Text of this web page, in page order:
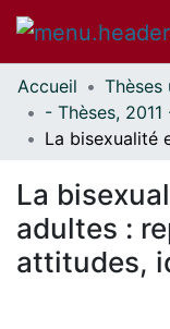
Communautés
et collections
Parcourir
À propos
Accueil
La
adultes :
attitudes,